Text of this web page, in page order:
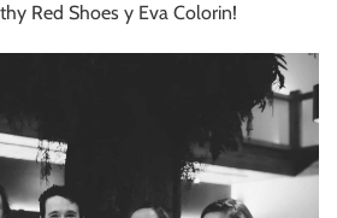
Red Shoes y Eva Colorin!